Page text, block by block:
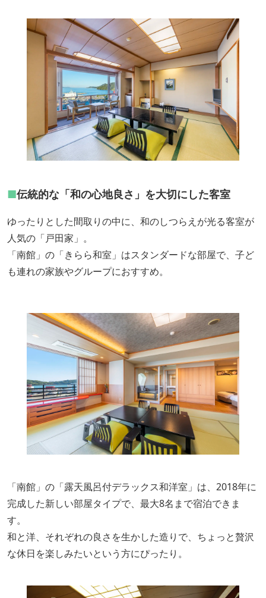
■伝統的な「和の心地良さ」を大切にした客室
ゆったりとした間取りの中に、和のしつらえが光る客室が
人気の「戸田家」。
「南館」の「きらら和室」はスタンダードな部屋で、子ど
も連れの家族やグループにおすすめ。
「南館」の「露天風呂付デラックス和洋室」は、2018年に
完成した新しい部屋タイプで、最大8名まで宿泊できま
す。
和と洋、それぞれの良さを生かした造りで、ちょっと贅沢
な休日を楽しみたいという方にぴったり。